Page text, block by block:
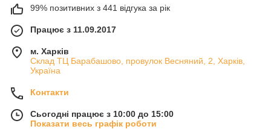
99% позитивних з 441 відгука за рік
Працює з 11.09.2017
м. Харків
Склад ТЦ Барабашово, провулок Весняний, 2, Харків,
Україна
Контакти
Сьогодні працює з 10:00 до 15:00
Показати весь графік роботи